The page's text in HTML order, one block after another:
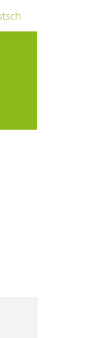
öffnen